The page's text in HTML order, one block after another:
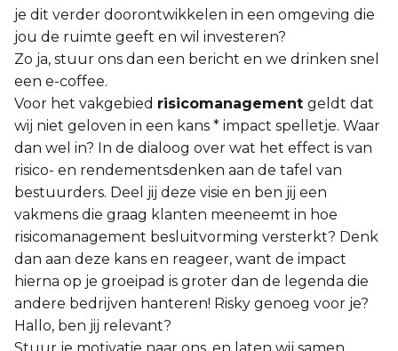
je dit verder doorontwikkelen in een omgeving die
jou de ruimte geeft en wil investeren?
Zo ja, stuur ons dan een bericht en we drinken snel
een e-coffee.
Voor het vakgebied risicomanagement geldt dat
wij niet geloven in een kans * impact spelletje. Waar
dan wel in? In de dialoog over wat het effect is van
risico- en rendementsdenken aan de tafel van
bestuurders. Deel jij deze visie en ben jij een
vakmens die graag klanten meeneemt in hoe
risicomanagement besluitvorming versterkt? Denk
dan aan deze kans en reageer, want de impact
hierna op je groeipad is groter dan de legenda die
andere bedrijven hanteren! Risky genoeg voor je?
Hallo, ben jij relevant?